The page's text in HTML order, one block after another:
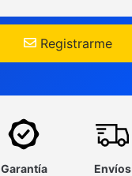
Registrarme
Garantía Envíos